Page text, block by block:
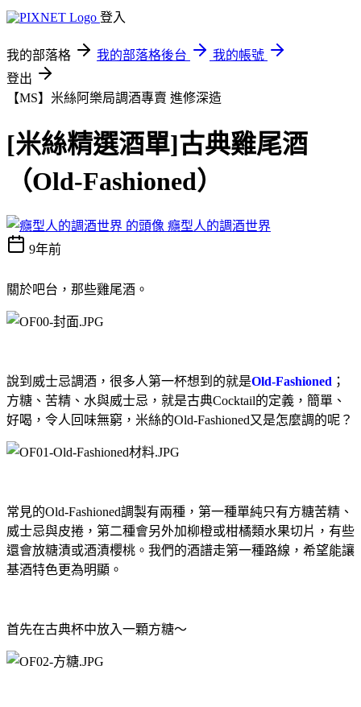
登入
我的部落格 我的部落格後台
我的帳號
登出
【MS】米絲阿樂局調酒專賣 進修深造
[米絲精選酒單]古典雞尾酒
（Old-Fashioned）
癮型人的調酒世界
9年前
關於吧台，那些雞尾酒。
說到威士忌調酒，很多人第一杯想到的就是Old-Fashioned ；
方糖、苦精、水與威士忌，就是古典Cocktail的定義，簡單、
好喝，令人回味無窮，米絲的Old-Fashioned又是怎麼調的呢？
常見的Old-Fashioned調製有兩種，第一種單純只有方糖苦精、
威士忌與皮捲，第二種會另外加柳橙或柑橘類水果切片，有些
還會放糖漬或酒漬櫻桃。我們的酒譜走第一種路線，希望能讓
基酒特色更為明顯。
首先在古典杯中放入一顆方糖～